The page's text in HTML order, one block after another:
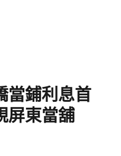
當鋪利息首
屏東當舖